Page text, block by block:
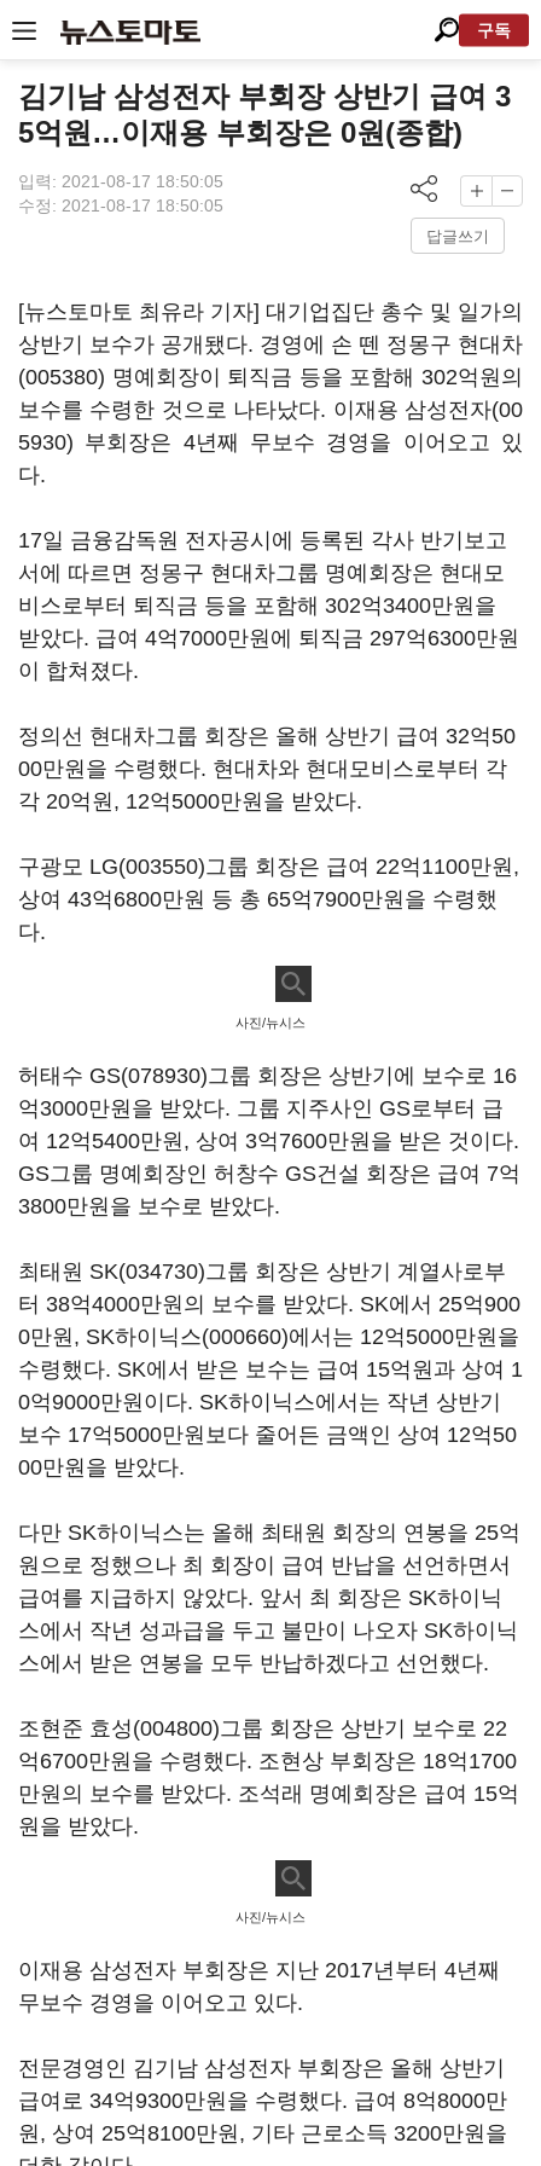
구독
김기남 삼성전자 부회장 상반기 급여 3
5억원…이재용 부회장은 0원(종합)
입력: 2021-08-17 18:50:05
수정: 2021-08-17 18:50:05
답글쓰기
[뉴스토마토 최유라 기자] 대기업집단 총수 및 일가의
상반기 보수가 공개됐다. 경영에 손 뗀 정몽구 현대차
(005380) 명예회장이 퇴직금 등을 포함해 302억원의
보수를 수령한 것으로 나타났다. 이재용 삼성전자(00
5930) 부회장은 4년째 무보수 경영을 이어오고 있
다.
17일 금융감독원 전자공시에 등록된 각사 반기보고
서에 따르면 정몽구 현대차그룹 명예회장은 현대모
비스로부터 퇴직금 등을 포함해 302억3400만원을
받았다. 급여 4억7000만원에 퇴직금 297억6300만원
이 합쳐졌다.
정의선 현대차그룹 회장은 올해 상반기 급여 32억50
00만원을 수령했다. 현대차와 현대모비스로부터 각
각 20억원, 12억5000만원을 받았다.
구광모 LG(003550)그룹 회장은 급여 22억1100만원,
상여 43억6800만원 등 총 65억7900만원을 수령했
다.
사진/뉴시스
허태수 GS(078930)그룹 회장은 상반기에 보수로 16
억3000만원을 받았다. 그룹 지주사인 GS로부터 급
여 12억5400만원, 상여 3억7600만원을 받은 것이다.
GS그룹 명예회장인 허창수 GS건설 회장은 급여 7억
3800만원을 보수로 받았다.
최태원 SK(034730)그룹 회장은 상반기 계열사로부
터 38억4000만원의 보수를 받았다. SK에서 25억900
0만원, SK하이닉스(000660)에서는 12억5000만원을
수령했다. SK에서 받은 보수는 급여 15억원과 상여 1
0억9000만원이다. SK하이닉스에서는 작년 상반기
보수 17억5000만원보다 줄어든 금액인 상여 12억50
00만원을 받았다.
다만 SK하이닉스는 올해 최태원 회장의 연봉을 25억
원으로 정했으나 최 회장이 급여 반납을 선언하면서
급여를 지급하지 않았다. 앞서 최 회장은 SK하이닉
스에서 작년 성과급을 두고 불만이 나오자 SK하이닉
스에서 받은 연봉을 모두 반납하겠다고 선언했다.
조현준 효성(004800)그룹 회장은 상반기 보수로 22
억6700만원을 수령했다. 조현상 부회장은 18억1700
만원의 보수를 받았다. 조석래 명예회장은 급여 15억
원을 받았다.
사진/뉴시스
이재용 삼성전자 부회장은 지난 2017년부터 4년째
무보수 경영을 이어오고 있다.
전문경영인 김기남 삼성전자 부회장은 올해 상반기
급여로 34억9300만원을 수령했다. 급여 8억8000만
원, 상여 25억8100만원, 기타 근로소득 3200만원을